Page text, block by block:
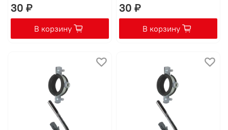
30 ₽
В корзину
30 ₽
В корзину